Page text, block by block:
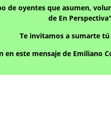
de oyentes que asumen,
de En
Te invitamos a sumarte
en este mensaje de Emiliano